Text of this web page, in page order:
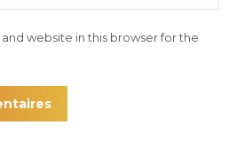
website in this browser for the